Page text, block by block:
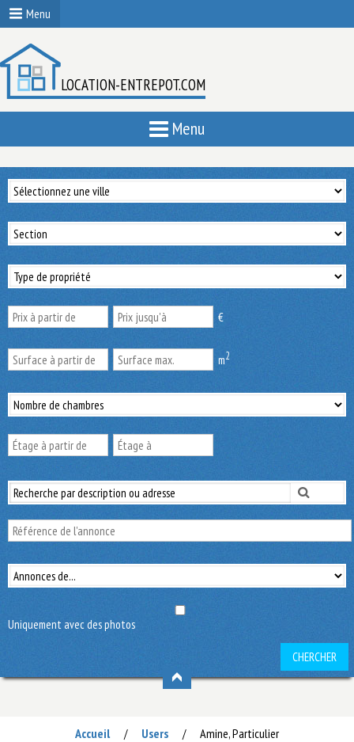
Menu
LOCATION-ENTREPOT.COM
Menu
€
m2
Uniquement avec des photos
CHERCHER
Accueil / Users / Amine, Particulier